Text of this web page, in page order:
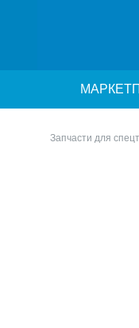
Запчасти для